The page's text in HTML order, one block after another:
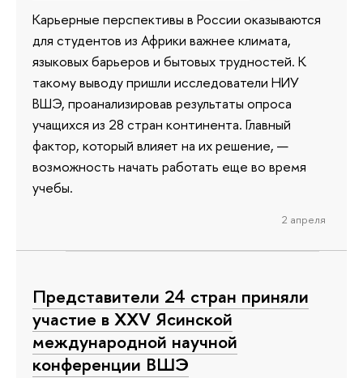
Карьерные перспективы в России оказываются
для студентов из Африки важнее климата,
языковых барьеров и бытовых трудностей. К
такому выводу пришли исследователи НИУ
ВШЭ, проанализировав результаты опроса
учащихся из 28 стран континента. Главный
фактор, который влияет на их решение, —
возможность начать работать еще во время
учебы.
2 апреля
Представители 24 стран приняли
участие в XXV Ясинской
международной научной
конференции ВШЭ